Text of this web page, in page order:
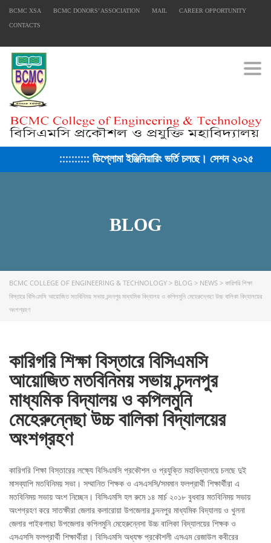
BCMC XSA BCMC DONORS’ ASSOCIATION MAIL CAREER OPPORTUNITY
CONTACTS
ডিপ্লোমা ইঞ্জিনিয়ারিং ভর্তি চলছে। সেশন ২০২৫-২৬ ::::::::::
BLOG
BCMC COLLEGE OF ENGINEERING & TECHNOLOGY > BLOG > NEWS > কারিগরি শিক্ষা
বিস্তারে বিসিএমসি আয়োজিত মতবিনিময় সভায় চন্দনপুর মাধ্যমিক বিদ্যালয় ও কপিলমুনি মেহেরুন্নেছা উচ্চ বালিকা বিদ্যালয়ের
অংশগ্রহণ
কারিগরি শিক্ষা বিস্তারে বিসিএমসি
আয়োজিত মতবিনিময় সভায় চন্দনপুর
মাধ্যমিক বিদ্যালয় ও কপিলমুনি
মেহেরুন্নেছা উচ্চ বালিকা বিদ্যালয়ের
অংশগ্রহণ
কারিগরি শিক্ষা বিস্তারের লক্ষ্যে বিসিএমসি প্রকৌশল ও প্রযুক্তি মহাবিদ্যালয়ে চলছে দুই
মাসব্যাপি মতবিনিময় সভা। সম্মানিত শিক্ষক ও এসএসসি/সমমান ফলপ্রার্থী শিক্ষার্থীরা এ
মতবিনিময় সভায় অংশ নিচ্ছেন। বিসিএমসি হল রুমে ১৪ মার্চ ২০১৮ বুধবার মতবিনিময় সভায়
অংশগ্রহণ করে সাতক্ষীরা জেলার কলারোয়া উপজেলার চন্দনপুর মাধ্যমিক বিদ্যালয় ও খুলনা
জেলার পাইকগাছা উপজেলার কপিলমুনি মেহেরুন্নেসা উচ্চ বালিকা বিদ্যালয়ের শিক্ষক ও
এসএসসি ফলপ্রার্থী শিক্ষার্থীরা। বিসিএমসি অধ্যক্ষ প্রকৌশলী এসএম রেজাউল কবীরের